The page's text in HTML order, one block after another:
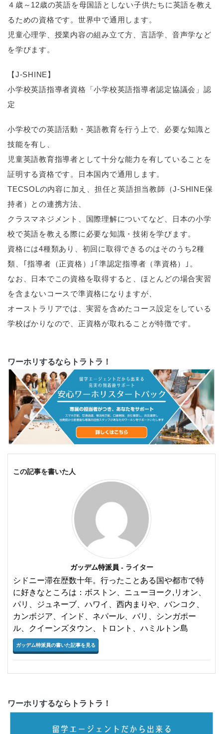
４歳～12歳の英語を母国語としない子供たちに英語を教え
るための資格です。世界中で通用します。
児童心理学、授業内容の組み立て方、言語学、音声学など
を学びます。
【J-SHINE】
小学校英語指導者資格「小学校英語指導者認定協議会」認
定
小学校での英語活動・英語教育を行う上で、必要な知識と
技能を有し、
児童英語教育指導者として十分な能力を有していることを
証明する資格です。日本国内で通用します。
TECSOLの内容に加え、担任と英語担当教師（J-SHINE保
持者）との連携方法、
クラスマネジメント、国際理解についてなど、日本の小学
校で英語を教える際に必要な知識・技術を学びます。
資格には4種類あり、初回に取得できるのはそのうち2種
類、｢指導者（正資格）｣｢準認定指導者（準資格）｣。
なお、日本でこの資格を取得すると、ほとんどの場合実習
を含まないコースで準資格になりますが、
オーストラリアでは、実習を含めたコース設定をしている
学校ばかりなので、正資格が取れることが特徴です。
ワーホリするならトラトラ！
この記事を書いた人
ガッデム特派員 - ライター
シドニー滞在歴数十年。行ったことある国や都市で特
に好きなところは：ボストン、ニューヨーク,リオン、
パリ、ジュネーブ、ハワイ、西内まりや、バンコク、
カンボジア、インド、ネパール、バリ、シンガポー
ル、クイーンズタウン、トロント、ハミルトン島
ガッデム特派員の書いた記事を見る
ワーホリするならトラトラ！